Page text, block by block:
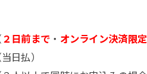
２日前まで ・ オンライン決済限定
払）